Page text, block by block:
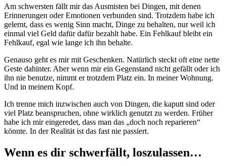
Am schwersten fällt mir das Ausmisten bei Dingen, mit denen
Erinnerungen oder Emotionen verbunden sind. Trotzdem habe ich
gelernt, dass es wenig Sinn macht, Dinge zu behalten, nur weil ich
einmal viel Geld dafür dafür bezahlt habe. Ein Fehlkauf bleibt ein
Fehlkauf, egal wie lange ich ihn behalte.
Genauso geht es mir mit Geschenken. Natürlich steckt oft eine nette
Geste dahinter. Aber wenn mir ein Gegenstand nicht gefällt oder ich
ihn nie benutze, nimmt er trotzdem Platz ein. In meiner Wohnung.
Und in meinem Kopf.
Ich trenne mich inzwischen auch von Dingen, die kaputt sind oder
viel Platz beanspruchen, ohne wirklich genutzt zu werden. Früher
habe ich mir eingeredet, dass man das „doch noch reparieren“
könnte. In der Realität ist das fast nie passiert.
Wenn es dir schwerfällt, loszulassen…